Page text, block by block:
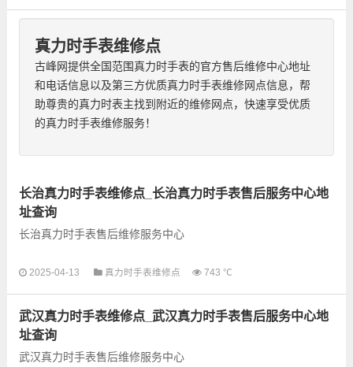
真力时手表维修点
古峰网提供全国范围真力时手表的官方售后维修中心地址
和电话信息以及第三方优质真力时手表维修网点信息，帮
助尊贵的真力时表主找到附近的维修网点，快速享受优质
的真力时手表维修服务！
长治真力时手表维修点_长治真力时手表售后服务中心地
址查询
长治真力时手表售后维修服务中心
以下是古锋网为您整理的长治真力时手表售后服务网点和优质维
2025-04-13 真力时手表维修点 743 ℃
武汉真力时手表维修点_武汉真力时手表售后服务中心地
址查询
武汉真力时手表售后维修服务中心